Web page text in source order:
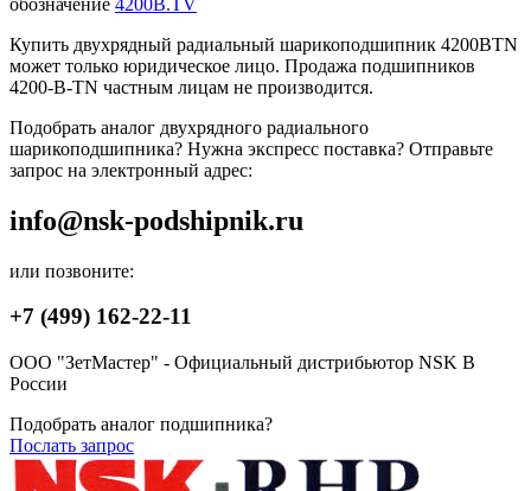
Купить двухрядный радиальный шарикоподшипник 4200BTN
может только юридическое лицо. Продажа подшипников
4200-B-TN частным лицам не производится.
Подобрать аналог двухрядного радиального
шарикоподшипника? Нужна экспресс поставка? Отправьте
запрос на электронный адрес:
info@nsk-podshipnik.ru
или позвоните:
+7 (499) 162-22-11
ООО "ЗетМастер" - Официальный дистрибьютор NSK В
России
Подобрать аналог подшипника?
Послать запрос